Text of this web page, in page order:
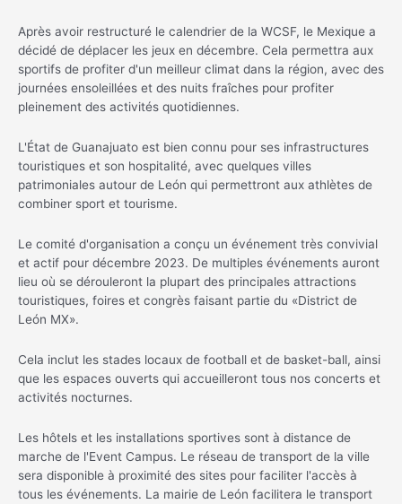
Après avoir restructuré le calendrier de la WCSF, le Mexique a
décidé de déplacer les jeux en décembre. Cela permettra aux
sportifs de profiter d'un meilleur climat dans la région, avec des
journées ensoleillées et des nuits fraîches pour profiter
pleinement des activités quotidiennes.
L'État de Guanajuato est bien connu pour ses infrastructures
touristiques et son hospitalité, avec quelques villes
patrimoniales autour de León qui permettront aux athlètes de
combiner sport et tourisme.
Le comité d'organisation a conçu un événement très convivial
et actif pour décembre 2023. De multiples événements auront
lieu où se dérouleront la plupart des principales attractions
touristiques, foires et congrès faisant partie du «District de
León MX».
Cela inclut les stades locaux de football et de basket-ball, ainsi
que les espaces ouverts qui accueilleront tous nos concerts et
activités nocturnes.
Les hôtels et les installations sportives sont à distance de
marche de l'Event Campus. Le réseau de transport de la ville
sera disponible à proximité des sites pour faciliter l'accès à
tous les événements. La mairie de León facilitera le transport